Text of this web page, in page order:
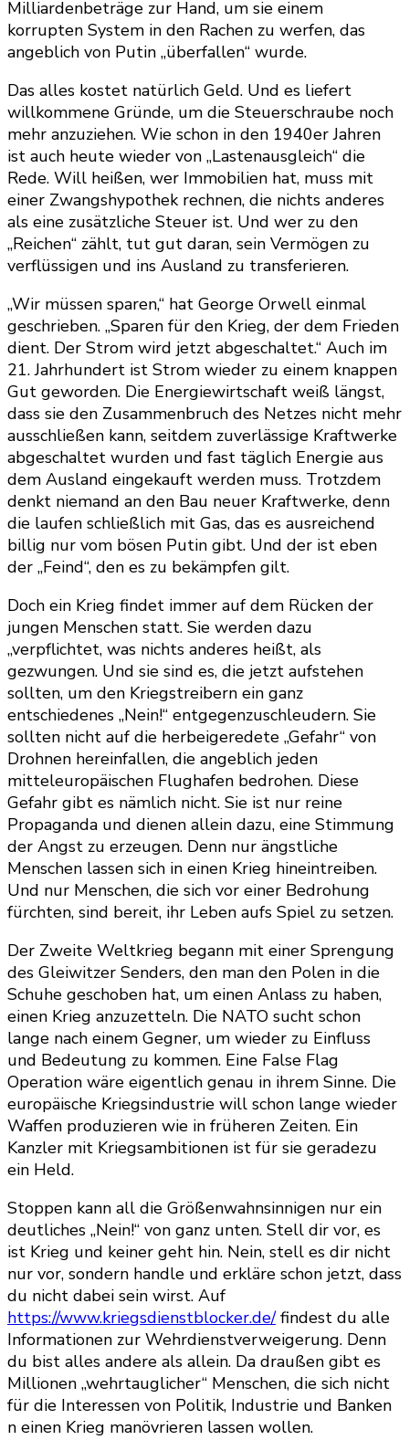
Milliardenbeträge zur Hand, um sie einem
korrupten System in den Rachen zu werfen, das
angeblich von Putin „überfallen“ wurde.
Das alles kostet natürlich Geld. Und es liefert
willkommene Gründe, um die Steuerschraube noch
mehr anzuziehen. Wie schon in den 1940er Jahren
ist auch heute wieder von „Lastenausgleich“ die
Rede. Will heißen, wer Immobilien hat, muss mit
einer Zwangshypothek rechnen, die nichts anderes
als eine zusätzliche Steuer ist. Und wer zu den
„Reichen“ zählt, tut gut daran, sein Vermögen zu
verflüssigen und ins Ausland zu transferieren.
„Wir müssen sparen,“ hat George Orwell einmal
geschrieben. „Sparen für den Krieg, der dem Frieden
dient. Der Strom wird jetzt abgeschaltet.“ Auch im
21. Jahrhundert ist Strom wieder zu einem knappen
Gut geworden. Die Energiewirtschaft weiß längst,
dass sie den Zusammenbruch des Netzes nicht mehr
ausschließen kann, seitdem zuverlässige Kraftwerke
abgeschaltet wurden und fast täglich Energie aus
dem Ausland eingekauft werden muss. Trotzdem
denkt niemand an den Bau neuer Kraftwerke, denn
die laufen schließlich mit Gas, das es ausreichend
billig nur vom bösen Putin gibt. Und der ist eben
der „Feind“, den es zu bekämpfen gilt.
Doch ein Krieg findet immer auf dem Rücken der
jungen Menschen statt. Sie werden dazu
„verpflichtet, was nichts anderes heißt, als
gezwungen. Und sie sind es, die jetzt aufstehen
sollten, um den Kriegstreibern ein ganz
entschiedenes „Nein!“ entgegenzuschleudern. Sie
sollten nicht auf die herbeigeredete „Gefahr“ von
Drohnen hereinfallen, die angeblich jeden
mitteleuropäischen Flughafen bedrohen. Diese
Gefahr gibt es nämlich nicht. Sie ist nur reine
Propaganda und dienen allein dazu, eine Stimmung
der Angst zu erzeugen. Denn nur ängstliche
Menschen lassen sich in einen Krieg hineintreiben.
Und nur Menschen, die sich vor einer Bedrohung
fürchten, sind bereit, ihr Leben aufs Spiel zu setzen.
Der Zweite Weltkrieg begann mit einer Sprengung
des Gleiwitzer Senders, den man den Polen in die
Schuhe geschoben hat, um einen Anlass zu haben,
einen Krieg anzuzetteln. Die NATO sucht schon
lange nach einem Gegner, um wieder zu Einfluss
und Bedeutung zu kommen. Eine False Flag
Operation wäre eigentlich genau in ihrem Sinne. Die
europäische Kriegsindustrie will schon lange wieder
Waffen produzieren wie in früheren Zeiten. Ein
Kanzler mit Kriegsambitionen ist für sie geradezu
ein Held.
Stoppen kann all die Größenwahnsinnigen nur ein
deutliches „Nein!“ von ganz unten. Stell dir vor, es
ist Krieg und keiner geht hin. Nein, stell es dir nicht
nur vor, sondern handle und erkläre schon jetzt, dass
du nicht dabei sein wirst. Auf
https://www.kriegsdienstblocker.de/findest du alle
Informationen zur Wehrdienstverweigerung. Denn
du bist alles andere als allein. Da draußen gibt es
Millionen „wehrtauglicher“ Menschen, die sich nicht
für die Interessen von Politik, Industrie und Banken
n einen Krieg manövrieren lassen wollen.